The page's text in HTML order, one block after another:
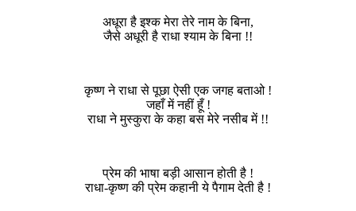
अधूरा है इश्क मेरा तेरे नाम के बिना,
जैसे अधूरी है राधा श्याम के बिना !!
कृष्ण ने राधा से पूछा ऐसी एक जगह बताओ !
जहाँ में नहीं हूँ !
राधा ने मुस्कुरा के कहा बस मेरे नसीब में !!
प्रेम की भाषा बड़ी आसान होती है !
राधा-कृष्ण की प्रेम कहानी ये पैगाम देती है !